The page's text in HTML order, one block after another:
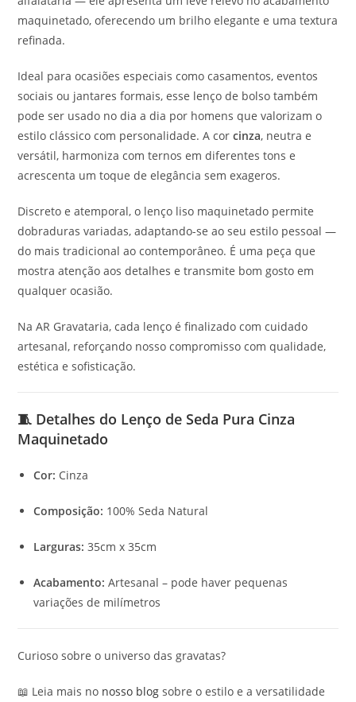
maquinetado, oferecendo um brilho elegante e uma textura
refinada.
Ideal para ocasiões especiais como casamentos, eventos
sociais ou jantares formais, esse lenço de bolso também
pode ser usado no dia a dia por homens que valorizam o
estilo clássico com personalidade. A corcinza, neutra e
versátil, harmoniza com ternos em diferentes tons e
acrescenta um toque de elegância sem exageros.
Discreto e atemporal, o lenço liso maquinetado permite
dobraduras variadas, adaptando-se ao seu estilo pessoal —
do mais tradicional ao contemporâneo. É uma peça que
mostra atenção aos detalhes e transmite bom gosto em
qualquer ocasião.
Na AR Gravataria, cada lenço é finalizado com cuidado
artesanal, reforçando nosso compromisso com qualidade,
estética e sofisticação.
🧵 Detalhes do Lenço de Seda Pura Cinza
Maquinetado
Cor: Cinza
Composição: 100% Seda Natural
Larguras: 35cm x 35cm
Acabamento: Artesanal – pode haver pequenas
variações de milímetros
Curioso sobre o universo das gravatas?
📖 Leia mais no nosso blog sobre o estilo e a versatilidade